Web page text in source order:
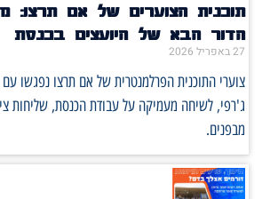
תוכנית הצוערים של אם תרצו:
הדור הבא של היועצים בכנסת
27 באפריל 2026
צוערי התוכנית הפרלמנטרית של אם תרצו נפגשו
ג'רפי, לשיחה מעמיקה על עבודת הכנסת, שליחות
מבפנים.